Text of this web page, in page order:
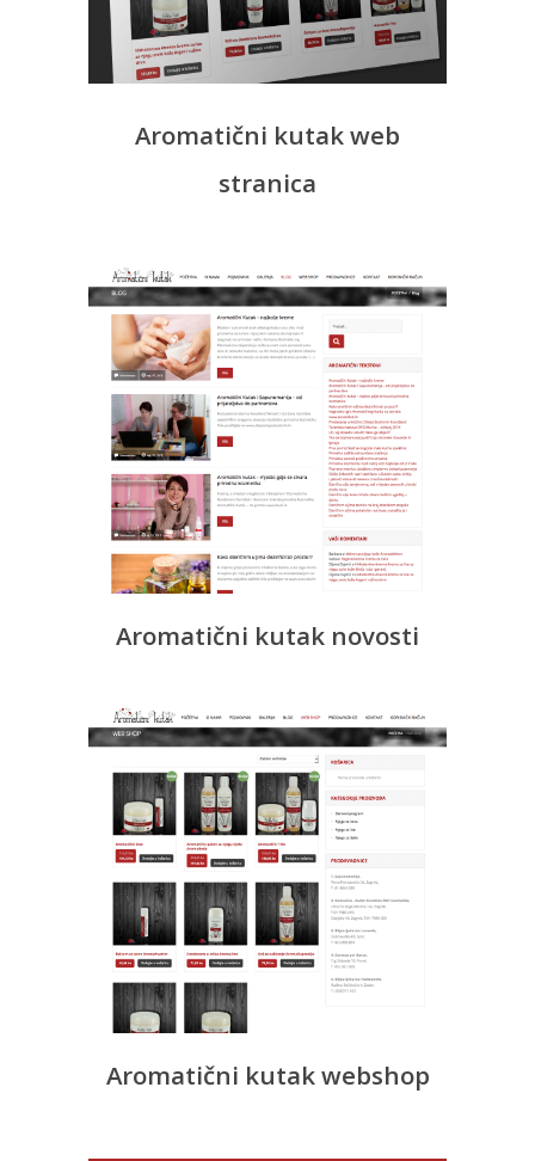
Aromatični kutak web
stranica
Aromatični kutak novosti
Aromatični kutak webshop